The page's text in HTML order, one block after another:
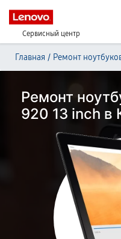
Сервисный центр
Главная / Ремонт
Ремонт
920 13 inch в